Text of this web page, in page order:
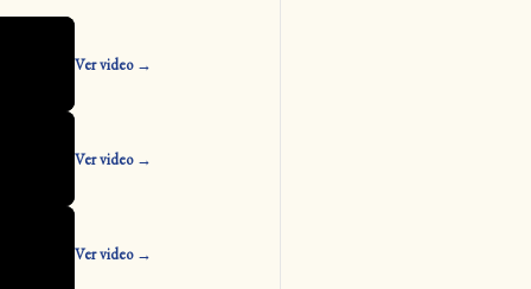
Ver video →
Ver video →
Ver video →